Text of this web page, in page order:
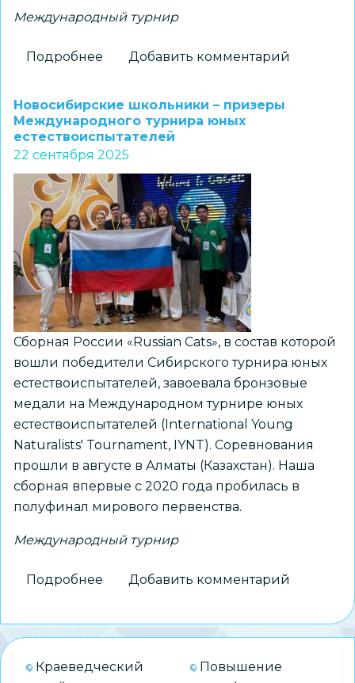
Международный турнир
Подробнее
№22
«Надежда
Сибири»
завоевали
золото
и
бронзу
на
международной
олимпиаде
в
Риме
Добавить комментарий
Новосибирские школьники – призеры
Международного турнира юных
естествоиспытателей
22 сентября 2025
Сборная России «Russian Cats», в состав которой
вошли победители Сибирского турнира юных
естествоиспытателей, завоевала бронзовые
медали на Международном турнире юных
естествоиспытателей (International Young
Naturalists' Tournament, IYNT). Соревнования
прошли в августе в Алматы (Казахстан). Наша
сборная впервые с 2020 года пробилась в
полуфинал мирового первенства.
Международный турнир
Подробнее
школьники
–
призеры
Добавить комментарий
Краеведческий
Повышение